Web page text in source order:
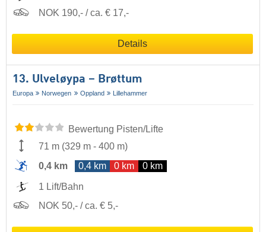
NOK 190,- / ca. € 17,-
Details
13. Ulveløypa – Brøttum
Europa Norwegen Oppland Lillehammer
Bewertung Pisten/Lifte
71 m (329 m - 400 m)
0,4 km
0,4 km 0 km 0 km
1 Lift/Bahn
NOK 50,- / ca. € 5,-